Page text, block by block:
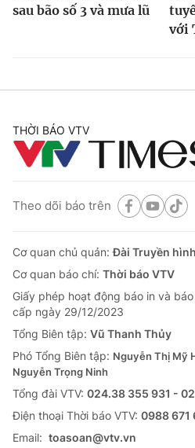
sau bão số 3 và mưa lũ
với
THỜI BÁO VTV
Theo dõi báo trên
Cơ quan chủ quản:Đài Truyền
Cơ quan báo chí: Thời báo VTV
Giấy phép hoạt động báo in và
cấp ngày 29/12/2023
Tổng Biên tập: Vũ Thanh Thủy
Phó Tổng Biên tập: Nguyễn Thị Mỹ
Nguyễn Trọng Ninh
Tổng đài VTV: 024.38 355 931 -
Ðiện thoại Thời báo VTV: 0988 671
Email: toasoan@vtv.vn